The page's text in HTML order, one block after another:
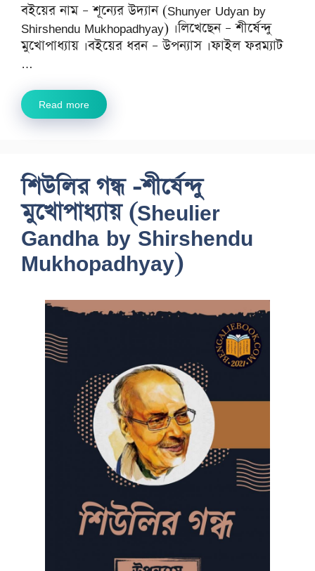
বইয়ের নাম – শূন্যের উদ্যান (Shunyer Udyan by
Shirshendu Mukhopadhyay) ।লিখেছেন – শীর্ষেন্দু
মুখোপাধ্যায় ।বইয়ের ধরন – উপন্যাস ।ফাইল ফরম্যাট
…
Read more
শিউলির গন্ধ -শীর্ষেন্দু
মুখোপাধ্যায় (Sheulier
Gandha by Shirshendu
Mukhopadhyay)